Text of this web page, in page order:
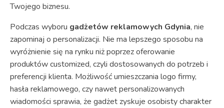
Twojego biznesu.
Podczas wyboru gadżetów reklamowych Gdynia, nie
zapominaj o personalizacji. Nie ma lepszego sposobu na
wyróżnienie się na rynku niż poprzez oferowanie
produktów customized, czyli dostosowanych do potrzeb i
preferencji klienta. Możliwość umieszczania logo firmy,
hasła reklamowego, czy nawet personalizowanych
wiadomości sprawia, że gadżet zyskuje osobisty charakter